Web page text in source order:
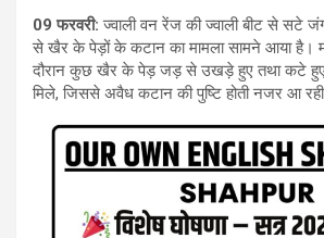
09 फरवरी:ज्वाली वन रेंज की ज्वाली बीट से सटे
से खैर के पेड़ों के कटान का मामला सामने आया है।
दौरान कुछ खैर के पेड़ जड़ से उखड़े हुए तथा कटे
मिले, जिससे अवैध कटान की पुष्टि होती नजर आ